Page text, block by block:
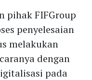
pihak FIFGroup
penyelesaian
melakukan
dengan
pada